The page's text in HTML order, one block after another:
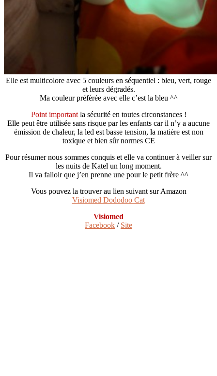
Elle est multicolore avec 5 couleurs en séquentiel : bleu, vert, rouge
et leurs dégradés.
Ma couleur préférée avec elle c’est la bleu ^^
Point importantla sécurité en toutes circonstances !
Elle peut être utilisée sans risque par les enfants car il n’y a aucune
émission de chaleur, la led est basse tension, la matière est non
toxique et bien sûr normes CE
Pour résumer nous sommes conquis et elle va continuer à veiller sur
les nuits de Katel un long moment.
Il va falloir que j’en prenne une pour le petit frère ^^
Vous pouvez la trouver au lien suivant sur Amazon
Visiomed Dododoo Cat
Visiomed
Facebook / Site